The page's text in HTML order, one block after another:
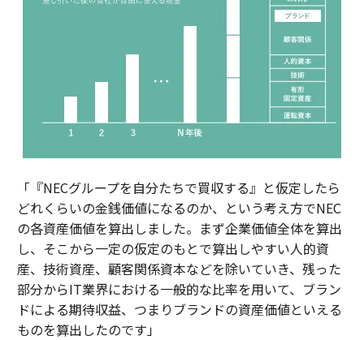
「『NECグループを自分たちで買収する』と仮定したら
どれくらいの金銭価値になるのか、という考え方でNEC
の各資産価値を算出しました。まず企業価値全体を算出
し、そこから一定の仮定のもとで算出しやすい人的資
産、技術資産、顧客関係資本などを除いていき、残った
部分からIT業界における一般的な比率を用いて、ブラン
ドによる期待収益、つまりブランドの資産価値といえる
ものを算出したのです」